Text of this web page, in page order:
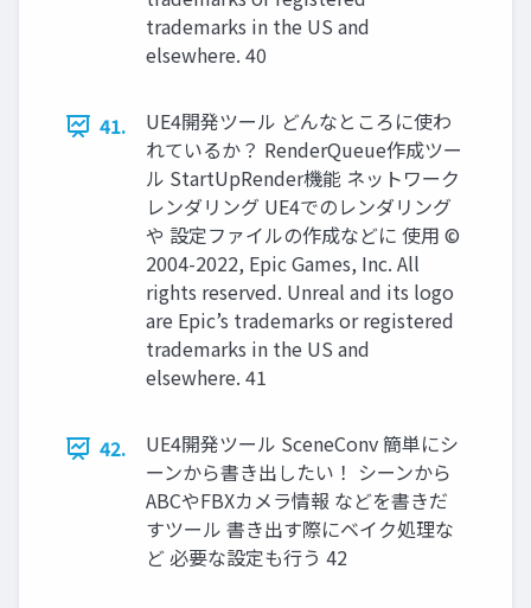
trademarks in the US and
elsewhere. 40
41.
UE4開発ツール どんなところに使わ
れているか？ RenderQueue作成ツー
ル StartUpRender機能 ネットワーク
レンダリング UE4でのレンダリング
や 設定ファイルの作成などに 使用 ©
2004-2022, Epic Games, Inc. All
rights reserved. Unreal and its logo
are Epic’s trademarks or registered
trademarks in the US and
elsewhere. 41
42.
UE4開発ツール SceneConv 簡単にシ
ーンから書き出したい！ シーンから
ABCやFBXカメラ情報 などを書きだ
すツール 書き出す際にベイク処理な
ど 必要な設定も行う 42